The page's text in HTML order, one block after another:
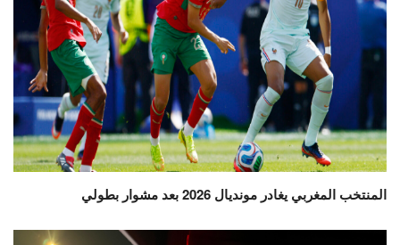
المنتخب المغربي يغادر مونديال 2026 بعد مشوار بطولي